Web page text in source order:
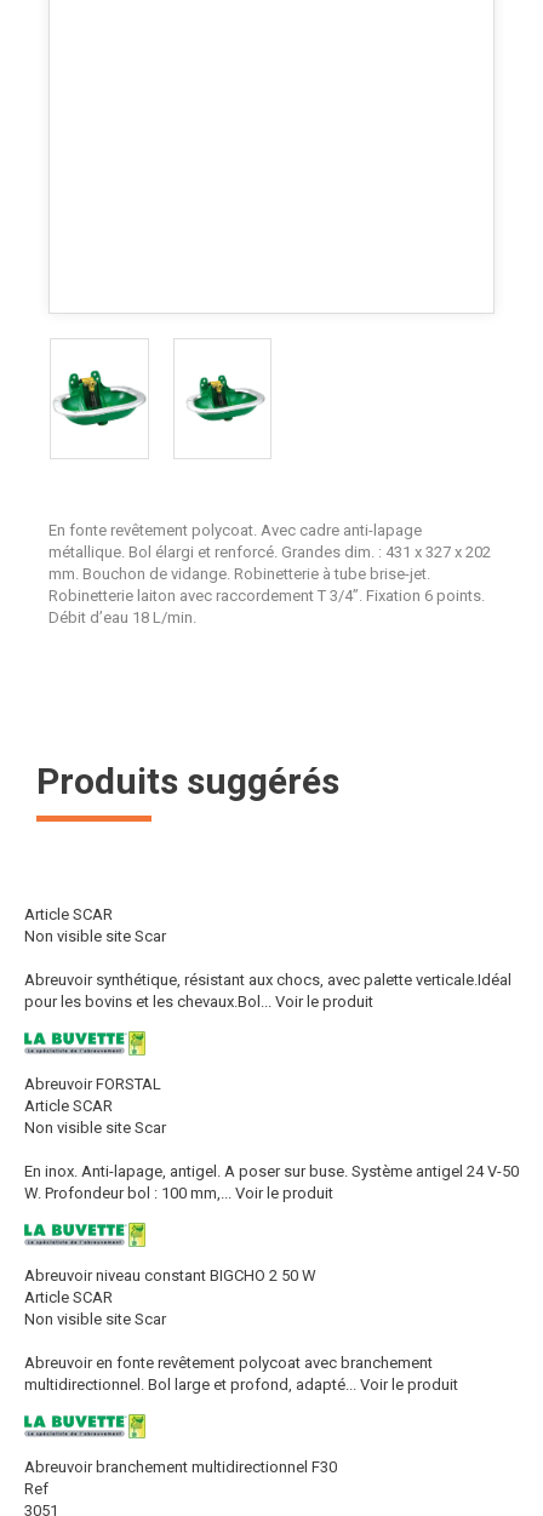
En fonte revêtement polycoat. Avec cadre anti-lapage
métallique. Bol élargi et renforcé. Grandes dim. : 431 x 327 x 202
mm. Bouchon de vidange. Robinetterie à tube brise-jet.
Robinetterie laiton avec raccordement T 3/4”. Fixation 6 points.
Débit d’eau 18 L/min.
Produits suggérés
Article SCAR
Non visible site Scar
Abreuvoir synthétique, résistant aux chocs, avec palette verticale.Idéal
pour les bovins et les chevaux.Bol... Voir le produit
Abreuvoir FORSTAL
Article SCAR
Non visible site Scar
En inox. Anti-lapage, antigel. A poser sur buse. Système antigel 24 V-50
W. Profondeur bol : 100 mm,... Voir le produit
Abreuvoir niveau constant BIGCHO 2 50 W
Article SCAR
Non visible site Scar
Abreuvoir en fonte revêtement polycoat avec branchement
multidirectionnel. Bol large et profond, adapté... Voir le produit
Abreuvoir branchement multidirectionnel F30
Ref
3051